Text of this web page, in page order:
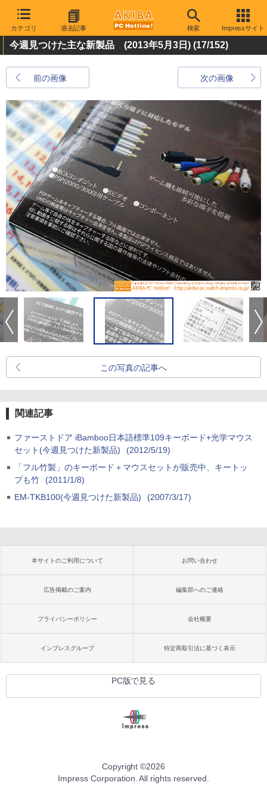
カテゴリ 過去記事 検索 Impressサイト
今週見つけた主な新製品 (2013年5月3日) (17/152)
前の画像 次の画像
この写真の記事へ
関連記事
ファーストドア iBamboo日本語標準109キーボード+光学マウス
セット(今週見つけた新製品)
(2012/5/19)
「フル竹製」のキーボード＋マウスセットが販売中、キートッ
プも竹
(2011/1/8)
EM-TKB100(今週見つけた新製品)
(2007/3/17)
本サイトのご利用について お問い合わせ
広告掲載のご案内 編集部へのご連絡
プライバシーポリシー 会社概要
インプレスグループ 特定商取引法に基づく表示
PC版で見る
Copyright ©2026
Impress Corporation. All rights reserved.